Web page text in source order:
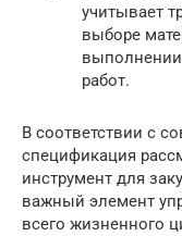
учитывает
выборе
работ.
В соответствии с
спецификация
инструмент для
важный элемент
всего жизненного